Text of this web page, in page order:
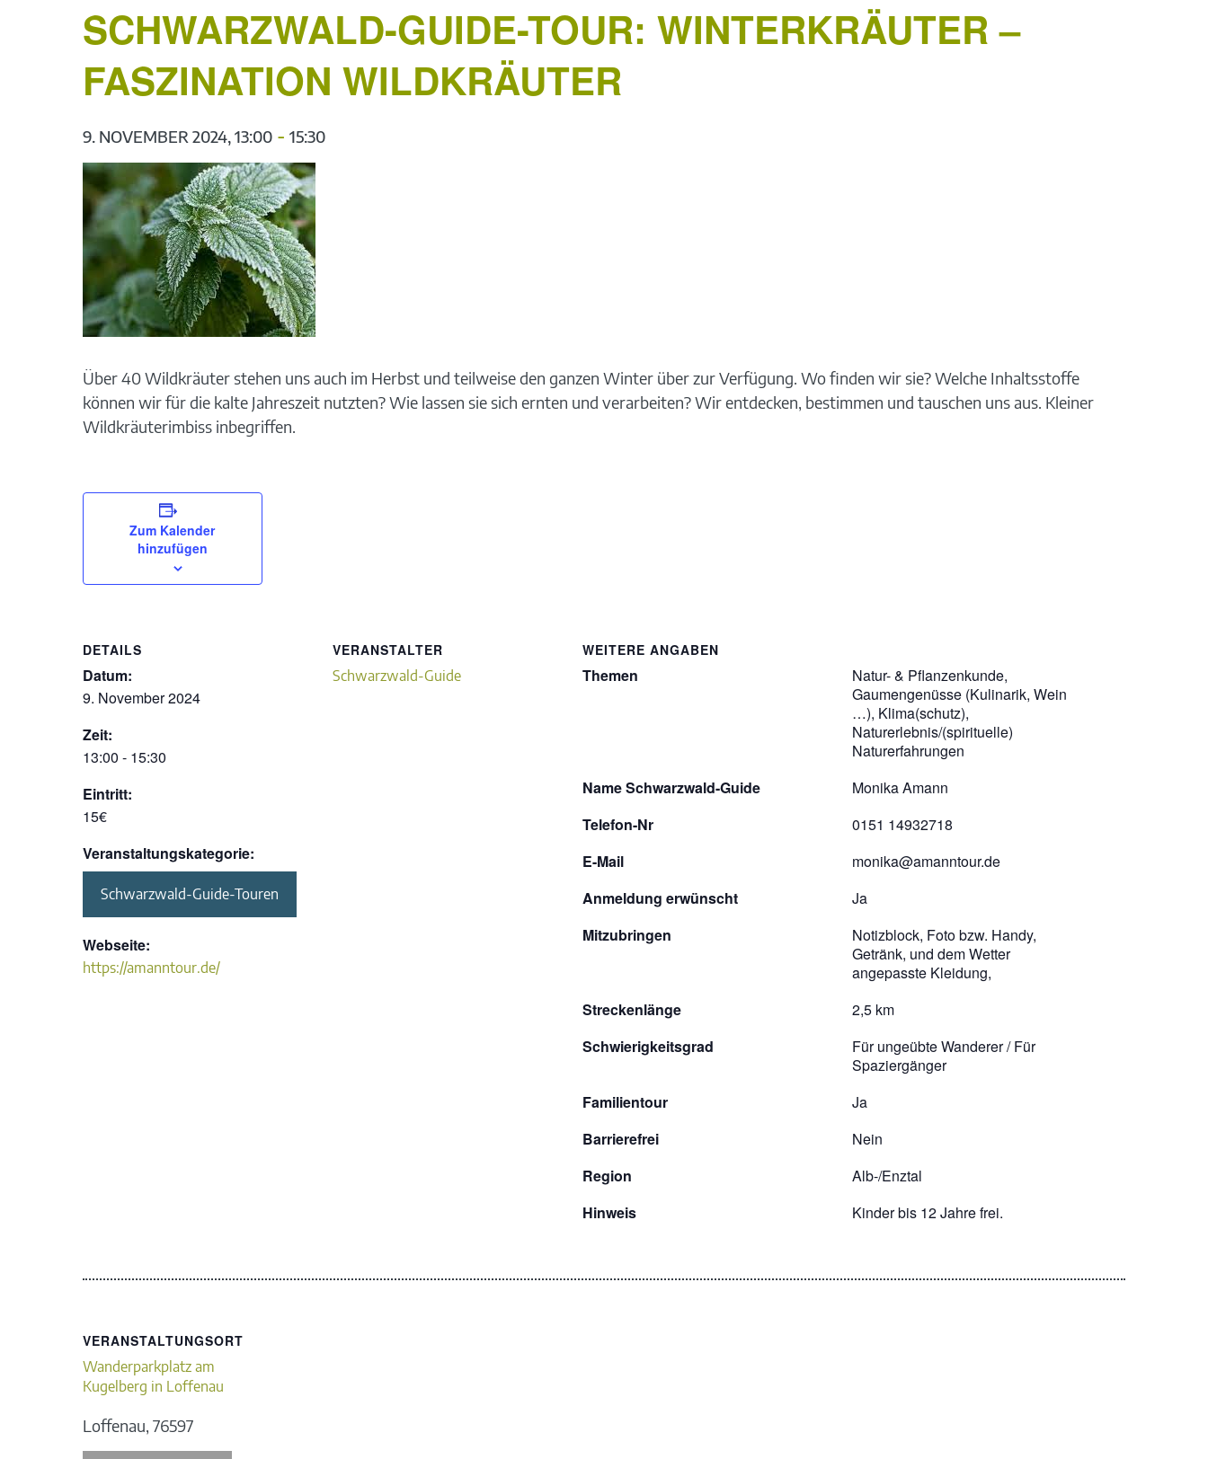
SCHWARZWALD-GUIDE-TOUR: WINTERKRÄUTER –
FASZINATION WILDKRÄUTER
9. NOVEMBER 2024, 13:00- 15:30
Über 40 Wildkräuter stehen uns auch im Herbst und teilweise den ganzen Winter über zur Verfügung. Wo finden wir sie? Welche Inhaltsstoffe
können wir für die kalte Jahreszeit nutzten? Wie lassen sie sich ernten und verarbeiten? Wir entdecken, bestimmen und tauschen uns aus. Kleiner
Wildkräuterimbiss inbegriffen.
Zum Kalender
hinzufügen
DETAILS
Datum:
9. November 2024
Zeit:
13:00 - 15:30
Eintritt:
15€
Veranstaltungskategorie:
Schwarzwald-Guide-Touren
Webseite:
https://amanntour.de/
VERANSTALTER
Schwarzwald-Guide
WEITERE ANGABEN
Themen
Natur- & Pflanzenkunde,
Gaumengenüsse (Kulinarik, Wein
…), Klima(schutz),
Naturerlebnis/(spirituelle)
Naturerfahrungen
Name Schwarzwald-Guide
Monika Amann
Telefon-Nr
0151 14932718
E-Mail
monika@amanntour.de
Anmeldung erwünscht
Ja
Mitzubringen
Notizblock, Foto bzw. Handy,
Getränk, und dem Wetter
angepasste Kleidung,
Streckenlänge
2,5 km
Schwierigkeitsgrad
Für ungeübte Wanderer / Für
Spaziergänger
Familientour
Ja
Barrierefrei
Nein
Region
Alb-/Enztal
Hinweis
Kinder bis 12 Jahre frei.
VERANSTALTUNGSORT
Wanderparkplatz am
Kugelberg in Loffenau
Loffenau 76597